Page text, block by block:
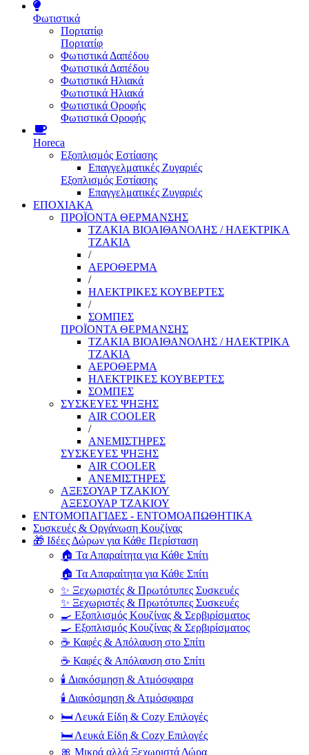
Φωτιστικά
Πορτατίφ
Πορτατίφ
Φωτιστικά Δαπέδου
Φωτιστικά Δαπέδου
Φωτιστικά Ηλιακά
Φωτιστικά Ηλιακά
Φωτιστικά Οροφής
Φωτιστικά Οροφής
Horeca
Εξοπλισμός Εστίασης
Επαγγελματικές Ζυγαριές
Εξοπλισμός Εστίασης
Επαγγελματικές Ζυγαριές
ΕΠΟΧΙΑΚΑ
ΠΡΟΪΟΝΤΑ ΘΕΡΜΑΝΣΗΣ
ΤΖΑΚΙΑ ΒΙΟΑΙΘΑΝΟΛΗΣ / ΗΛΕΚΤΡΙΚΑ
ΤΖΑΚΙΑ
/
ΑΕΡΟΘΕΡΜΑ
/
ΗΛΕΚΤΡΙΚΕΣ ΚΟΥΒΕΡΤΕΣ
/
ΣΟΜΠΕΣ
ΠΡΟΪΟΝΤΑ ΘΕΡΜΑΝΣΗΣ
ΤΖΑΚΙΑ ΒΙΟΑΙΘΑΝΟΛΗΣ / ΗΛΕΚΤΡΙΚΑ
ΤΖΑΚΙΑ
ΑΕΡΟΘΕΡΜΑ
ΗΛΕΚΤΡΙΚΕΣ ΚΟΥΒΕΡΤΕΣ
ΣΟΜΠΕΣ
ΣΥΣΚΕΥΕΣ ΨΗΞΗΣ
AIR COOLER
/
ΑΝΕΜΙΣΤΗΡΕΣ
ΣΥΣΚΕΥΕΣ ΨΗΞΗΣ
AIR COOLER
ΑΝΕΜΙΣΤΗΡΕΣ
ΑΞΕΣΟΥΑΡ ΤΖΑΚΙΟΥ
ΑΞΕΣΟΥΑΡ ΤΖΑΚΙΟΥ
ΕΝΤΟΜΟΠΑΓΙΔΕΣ - ΕΝΤΟΜΟΑΠΩΘΗΤΙΚΑ
Συσκευές & Οργάνωση Κουζίνας
🎁 Ιδέες Δώρων για Κάθε Περίσταση
🏠 Τα Απαραίτητα για Κάθε Σπίτι
🏠 Τα Απαραίτητα για Κάθε Σπίτι
✨ Ξεχωριστές & Πρωτότυπες Συσκευές
✨ Ξεχωριστές & Πρωτότυπες Συσκευές
🍳 Εξοπλισμός Κουζίνας & Σερβιρίσματος
🍳 Εξοπλισμός Κουζίνας & Σερβιρίσματος
☕ Καφές & Απόλαυση στο Σπίτι
☕ Καφές & Απόλαυση στο Σπίτι
🕯️ Διακόσμηση & Ατμόσφαιρα
🕯️ Διακόσμηση & Ατμόσφαιρα
🛏️ Λευκά Είδη & Cozy Επιλογές
🛏️ Λευκά Είδη & Cozy Επιλογές
🎀 Μικρά αλλά Ξεχωριστά Δώρα